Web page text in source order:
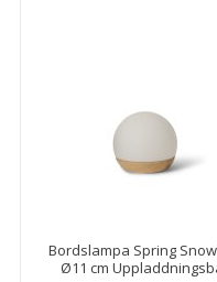
Bordslampa Spring
Ø11 cm